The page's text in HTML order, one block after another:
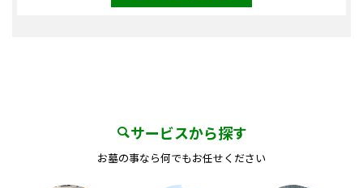
サービスから探す
お墓の事なら何でもお任せください